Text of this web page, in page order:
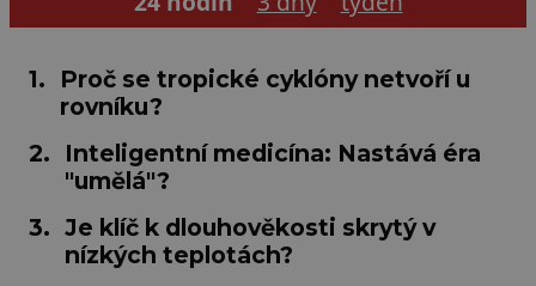
1.
Proč se tropické cyklóny netvoří u
rovníku?
2.
Inteligentní medicína: Nastává éra
"umělá"?
3. Je klíč k dlouhověkosti skrytý v
nízkých teplotách?